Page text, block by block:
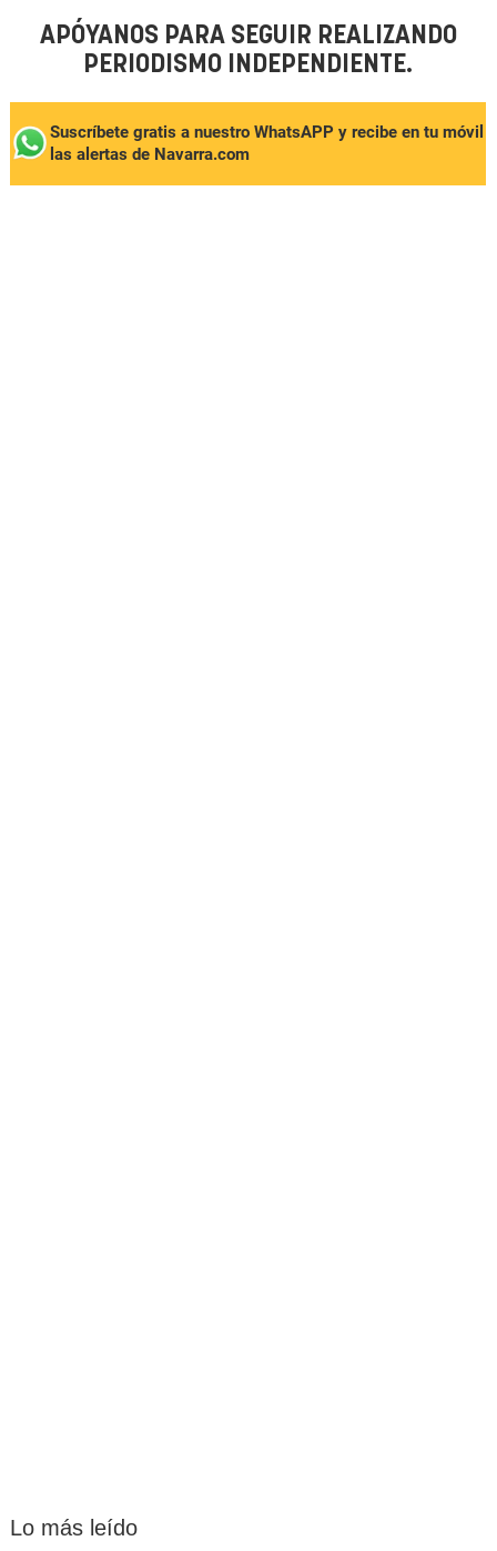
APÓYANOS PARA SEGUIR REALIZANDO
PERIODISMO INDEPENDIENTE.
Suscríbete gratis a nuestro WhatsAPP y recibe en tu móvil
las alertas de Navarra.com
Lo más leído